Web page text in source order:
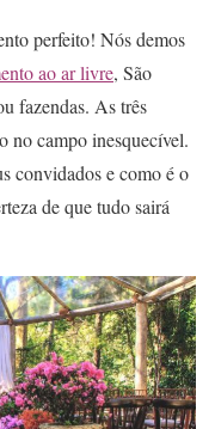
perfeito! Nós demos
ao ar livre, São
fazendas. As três
no campo inesquecível.
convidados e como é o
de que tudo sairá